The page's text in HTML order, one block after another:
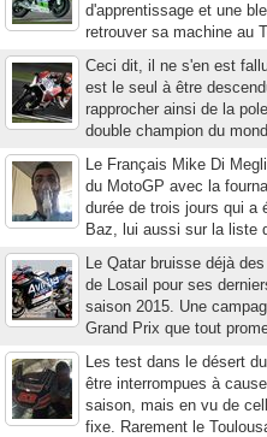
d'apprentissage et une
retrouver sa machine au
Ceci dit, il ne s'en est
est le seul à être
rapprocher ainsi de la
double champion du
Le Français Mike Di
du MotoGP avec la
durée de trois jours qui a
Baz, lui aussi sur la liste
Le Qatar bruisse déjà
de Losail pour ses
saison 2015. Une
Grand Prix que tout
Les test dans le désert
être interrompues à
saison, mais en vu de
fixe. Rarement le